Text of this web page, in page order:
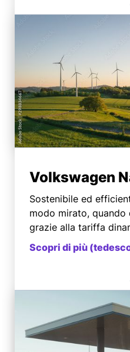
Volkswagen
Sostenibile ed
modo mirato, quando
grazie alla tariffa
Scopri di più